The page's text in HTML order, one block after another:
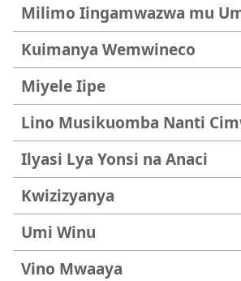
Milimo Iingamwazwa mu
Kuimanya Wemwineco
Miyele Iipe
Lino Musikuomba Nanti
Ilyasi Lya Yonsi na Anaci
Kwizizyanya
Umi Winu
Vino Mwaaya